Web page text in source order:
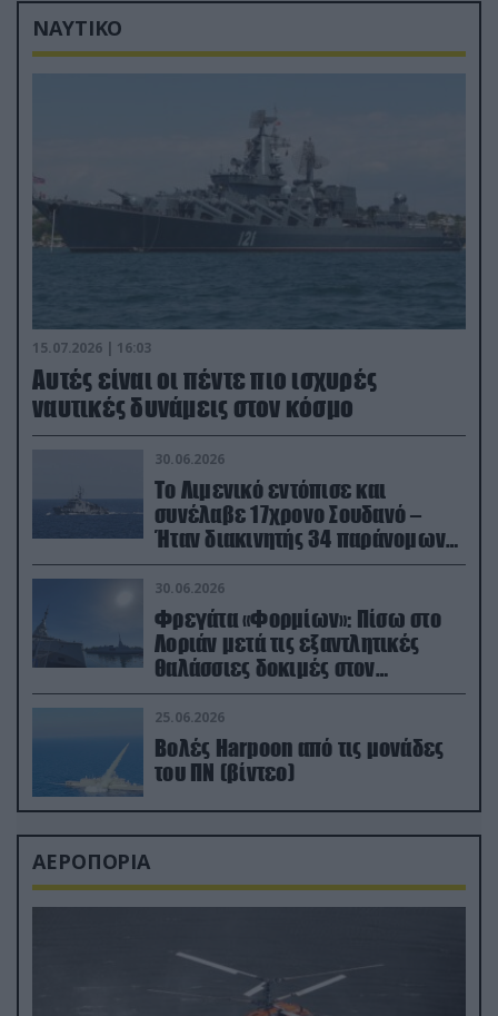
ΝΑΥΤΙΚΟ
15.07.2026 | 16:03
Aυτές είναι οι πέντε πιο ισχυρές
ναυτικές δυνάμεις στον κόσμο
30.06.2026
Το Λιμενικό εντόπισε και
συνέλαβε 17χρονο Σουδανό –
Ήταν διακινητής 34 παράνομων
μεταναστών
30.06.2026
Φρεγάτα «Φορμίων»: Πίσω στο
Λοριάν μετά τις εξαντλητικές
θαλάσσιες δοκιμές στον
απαιτητικό Βισκαϊκό
25.06.2026
Βολές Harpoon από τις μονάδες
του ΠΝ (βίντεο)
ΑΕΡΟΠΟΡΙΑ